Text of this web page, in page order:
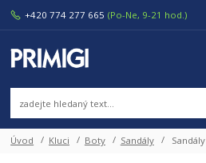
+420 774 277 665 (Po-Ne, 9-21 hod.)
Úvod Kluci Boty Sandály Sandály